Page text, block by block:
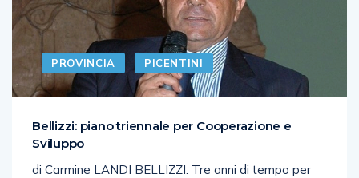
PROVINCIA PICENTINI
Bellizzi: piano triennale per Cooperazione e
Sviluppo
di Carmine LANDI BELLIZZI. Tre anni di tempo per